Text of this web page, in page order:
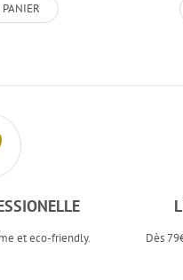
et eco-friendly. Dès